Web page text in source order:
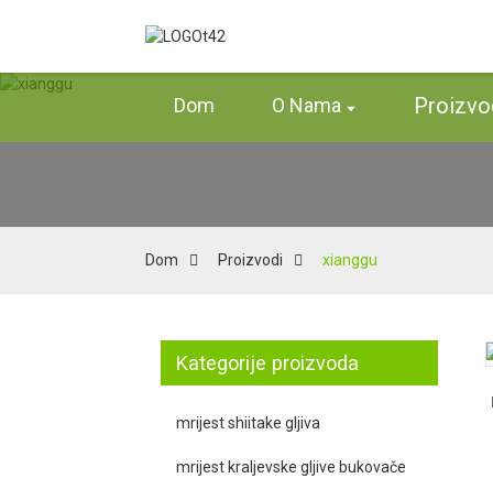
Dom O Nama
Dom Proizvodi xianggu
Kategorije proizvoda
mrijest shiitake gljiva
mrijest kraljevske gljive bukovače
Loading...
Loading...